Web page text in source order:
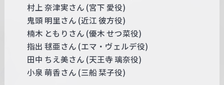
村上 奈津実さん (宮下 愛役)
鬼頭 明里さん (近江 彼方役)
楠木 ともりさん (優木 せつ菜役)
指出 毬亜さん (エマ・ヴェルデ役)
田中 ちえ美さん (天王寺 璃奈役)
小泉 萌香さん (三船 栞子役)